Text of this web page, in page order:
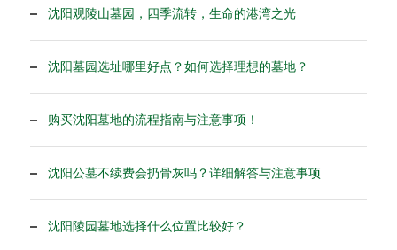
沈阳观陵山墓园，四季流转，生命的港湾之光
沈阳墓园选址哪里好点？如何选择理想的墓地？
购买沈阳墓地的流程指南与注意事项！
沈阳公墓不续费会扔骨灰吗？详细解答与注意事项
沈阳陵园墓地选择什么位置比较好？